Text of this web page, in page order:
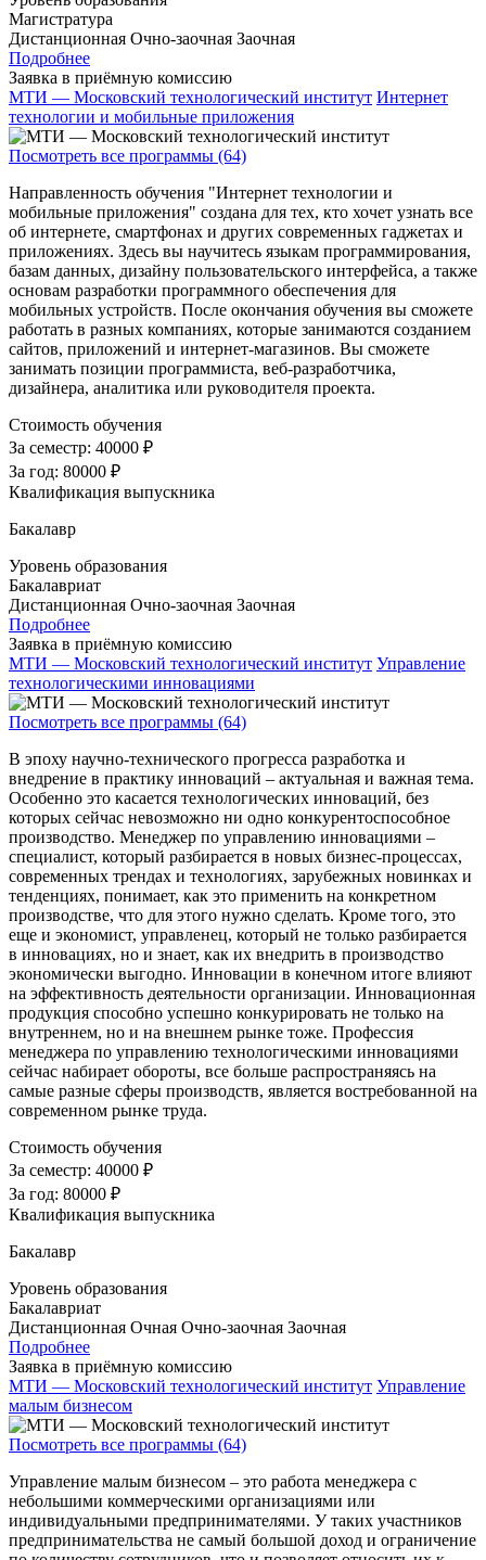
Магистратура
Дистанционная Очно-заочная Заочная
Подробнее
Заявка в приёмную комиссию
МТИ — Московский технологический институт Интернет
технологии и мобильные приложения
Посмотреть все программы (64)
Направленность обучения "Интернет технологии и
мобильные приложения" создана для тех, кто хочет узнать все
об интернете, смартфонах и других современных гаджетах и
приложениях. Здесь вы научитесь языкам программирования,
базам данных, дизайну пользовательского интерфейса, а также
основам разработки программного обеспечения для
мобильных устройств. После окончания обучения вы сможете
работать в разных компаниях, которые занимаются созданием
сайтов, приложений и интернет-магазинов. Вы сможете
занимать позиции программиста, веб-разработчика,
дизайнера, аналитика или руководителя проекта.
Стоимость обучения
За семестр: 40000 ₽
За год: 80000 ₽
Квалификация выпускника
Бакалавр
Уровень образования
Бакалавриат
Дистанционная Очно-заочная Заочная
Подробнее
Заявка в приёмную комиссию
МТИ — Московский технологический институт Управление
технологическими инновациями
Посмотреть все программы (64)
В эпоху научно-технического прогресса разработка и
внедрение в практику инноваций – актуальная и важная тема.
Особенно это касается технологических инноваций, без
которых сейчас невозможно ни одно конкурентоспособное
производство. Менеджер по управлению инновациями –
специалист, который разбирается в новых бизнес-процессах,
современных трендах и технологиях, зарубежных новинках и
тенденциях, понимает, как это применить на конкретном
производстве, что для этого нужно сделать. Кроме того, это
еще и экономист, управленец, который не только разбирается
в инновациях, но и знает, как их внедрить в производство
экономически выгодно. Инновации в конечном итоге влияют
на эффективность деятельности организации. Инновационная
продукция способно успешно конкурировать не только на
внутреннем, но и на внешнем рынке тоже. Профессия
менеджера по управлению технологическими инновациями
сейчас набирает обороты, все больше распространяясь на
самые разные сферы производств, является востребованной на
современном рынке труда.
Стоимость обучения
За семестр: 40000 ₽
За год: 80000 ₽
Квалификация выпускника
Бакалавр
Уровень образования
Бакалавриат
Дистанционная Очная Очно-заочная Заочная
Подробнее
Заявка в приёмную комиссию
МТИ — Московский технологический институт Управление
малым бизнесом
Посмотреть все программы (64)
Управление малым бизнесом – это работа менеджера с
небольшими коммерческими организациями или
индивидуальными предпринимателями. У таких участников
предпринимательства не самый большой доход и ограничение